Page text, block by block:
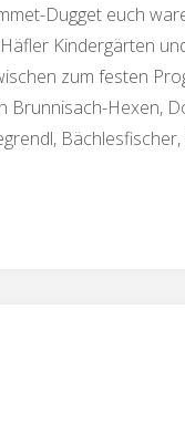
Dugget euch
Kindergärten
zum festen
Brunnisach-Hexen,